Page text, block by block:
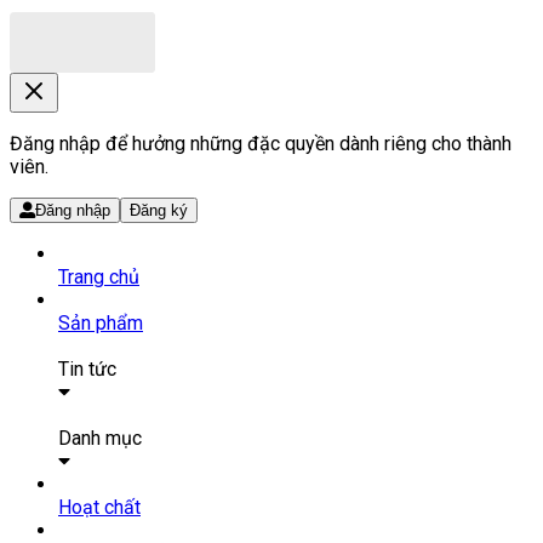
Đăng nhập để hưởng những đặc quyền dành riêng cho thành
viên.
Đăng nhập Đăng ký
Trang chủ
Sản phẩm
Tin tức
Tin tức
Danh mục
SẢN PHẨM THUỐC
Hoạt chất